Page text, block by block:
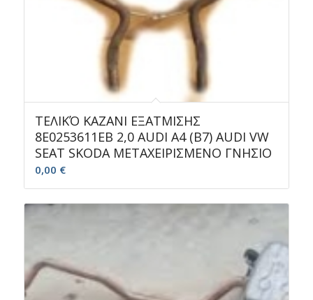
ΤΕΛΙΚΌ ΚΑΖΑΝΙ ΕΞΑΤΜΙΣΗΣ
8E0253611EB 2,0 AUDI A4 (B7) AUDI VW
SEAT SKODA ΜΕΤΑΧΕΙΡΙΣΜΕΝΟ ΓΝΗΣΙΟ
0,00 €